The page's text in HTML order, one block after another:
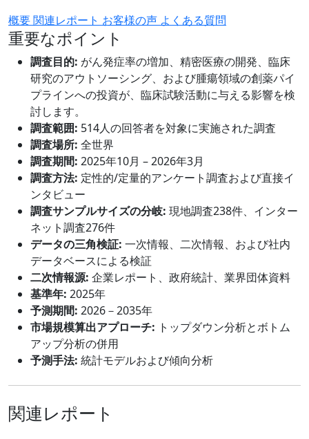
概要関連レポート お客様の声 よくある質問
重要なポイント
調査目的: がん発症率の増加、精密医療の開発、臨床
研究のアウトソーシング、および腫瘍領域の創薬パイ
プラインへの投資が、臨床試験活動に与える影響を検
討します。
調査範囲: 514人の回答者を対象に実施された調査
調査場所: 全世界
調査期間: 2025年10月 – 2026年3月
調査方法: 定性的/定量的アンケート調査および直接イ
ンタビュー
調査サンプルサイズの分岐: 現地調査238件、インター
ネット調査276件
データの三角検証: 一次情報、二次情報、および社内
データベースによる検証
二次情報源: 企業レポート、政府統計、業界団体資料
基準年: 2025年
予測期間: 2026－2035年
市場規模算出アプローチ: トップダウン分析とボトム
アップ分析の併用
予測手法: 統計モデルおよび傾向分析
関連レポート